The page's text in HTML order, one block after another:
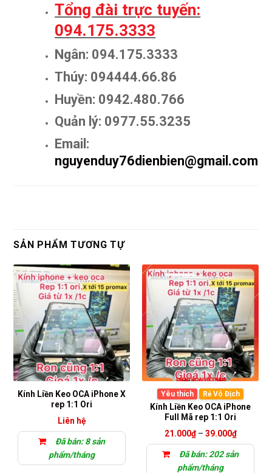
Tổng đài trực tuyến:
094.175.3333
Ngân: 094.175.3333
Thúy: 094444.66.86
Huyền: 0942.480.766
Quản lý: 0977.55.3235
Email:
nguyenduy76dienbien@gmail.com
SẢN PHẨM TƯƠNG TỰ
Kính Liền Keo OCA iPhone X
rep 1:1 Ori
Liên hệ
Đã bán: 8 sản
phẩm/tháng
Yêu thích Rẻ Vô Địch
Kính Liền Keo OCA iPhone
Full Mã rep 1:1 Ori
21.000₫ – 39.000₫Khoảng
giá:
21.000₫
Đã bán: 202 sản
phẩm/tháng